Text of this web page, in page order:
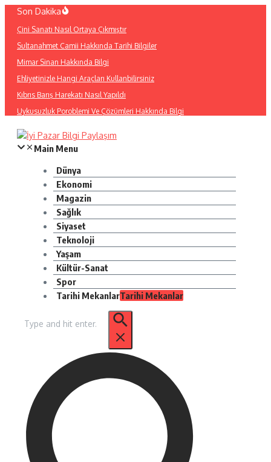
İçeriğe
Son Dakika
Çini Sanatı Nasıl Ortaya Çıkmıştır
Sultanahmet Camii Hakkında Tarihi Bilgiler
Mimar Sinan Hakkında Bilgi
Ehliyetinizle Hangi Araçları Kullanbilirsiniz
Kıbrıs Barış Harekatı Nasıl Yapıldı
Uykusuzluk Poroblemi Ve Çözümleri Hakkında Bilgi
Main Menu
Dünya
Ekonomi
Magazin
Sağlık
Siyaset
Teknoloji
Yaşam
Kültür-Sanat
Spor
Tarihi MekanlarTarihi Mekanlar